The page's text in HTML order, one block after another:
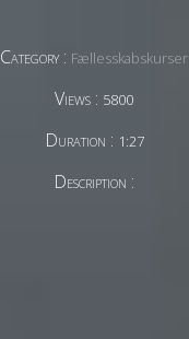
Category : Fællesskabskurser
Views : 5800
Duration : 1:27
Description :